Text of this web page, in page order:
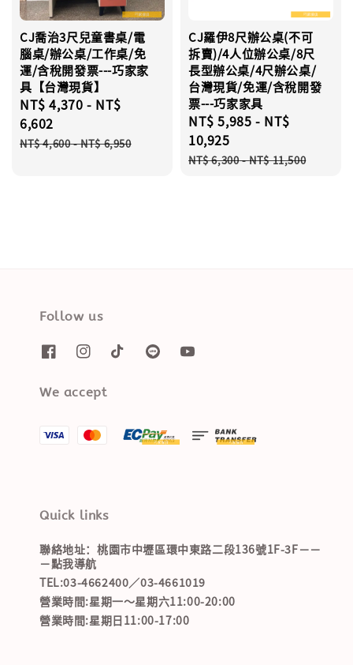
CJ喬治3尺兒童書桌/電
腦桌/辦公桌/工作桌/免
運/含稅開發票---巧家家
具【台灣現貨】
Sale
price
NT$ 4,370 - NT$
6,602
Regular
NT$ 4,600-NT$ 6,950
CJ羅伊8尺辦公桌(不可
拆賣)/4人位辦公桌/8尺
長型辦公桌/4尺辦公桌/
台灣現貨/免運/含稅開發
票---巧家家具
Sale
price
NT$ 5,985 - NT$
10,925
Regular
NT$ 6,300-NT$ 11,500
Follow us
We accept
Quick links
聯絡地址：桃園市中壢區環中東路二段136號1F-3F－－
－點我導航
TEL:03-4662400／03-4661019
營業時間:星期一～星期六11:00-20:00
營業時間:星期日11:00-17:00